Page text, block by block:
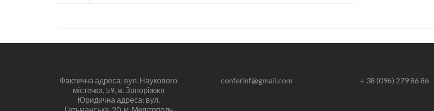
Фактична адреса: вул. Наукового
містечка, 59, м. Запоріжжя
Юридична адреса: вул.
conferinf@gmail.com + 38 (096) 279 86 86